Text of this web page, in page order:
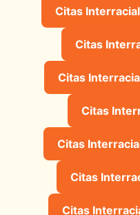
Citas
Citas
Citas
Citas
Citas
Citas
Citas